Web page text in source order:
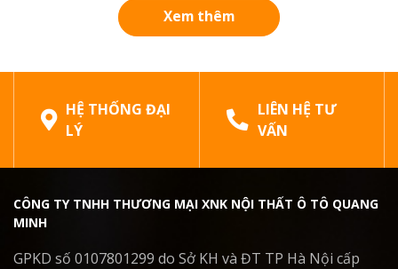
phân tích chi tiết cấu tạo, công...
Xem thêm
HỆ THỐNG ĐẠI
LÝ
LIÊN HỆ TƯ
VẤN
CÔNG TY TNHH THƯƠNG MẠI XNK NỘI THẤT Ô TÔ QUANG
MINH
GPKD số 0107801299 do Sở KH và ĐT TP Hà Nội cấp